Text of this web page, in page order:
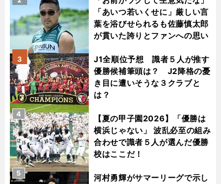
「あいつ若いくせに」厳しい言
葉を浴びせられるも佐藤慎太郎
が貫いた誇りとファンへの思い
J1全順位予想 識者５人が推す
優勝候補筆頭は？ J2降格の憂
き目に遭いそうな３クラブと
は？
3
【夏の甲子園2026】「優勝は
横浜じゃない」 波乱必至の組み
合わせで識者５人が選んだ優勝
校はここだ！
4
河村勇輝がサマーリーグで示し
5